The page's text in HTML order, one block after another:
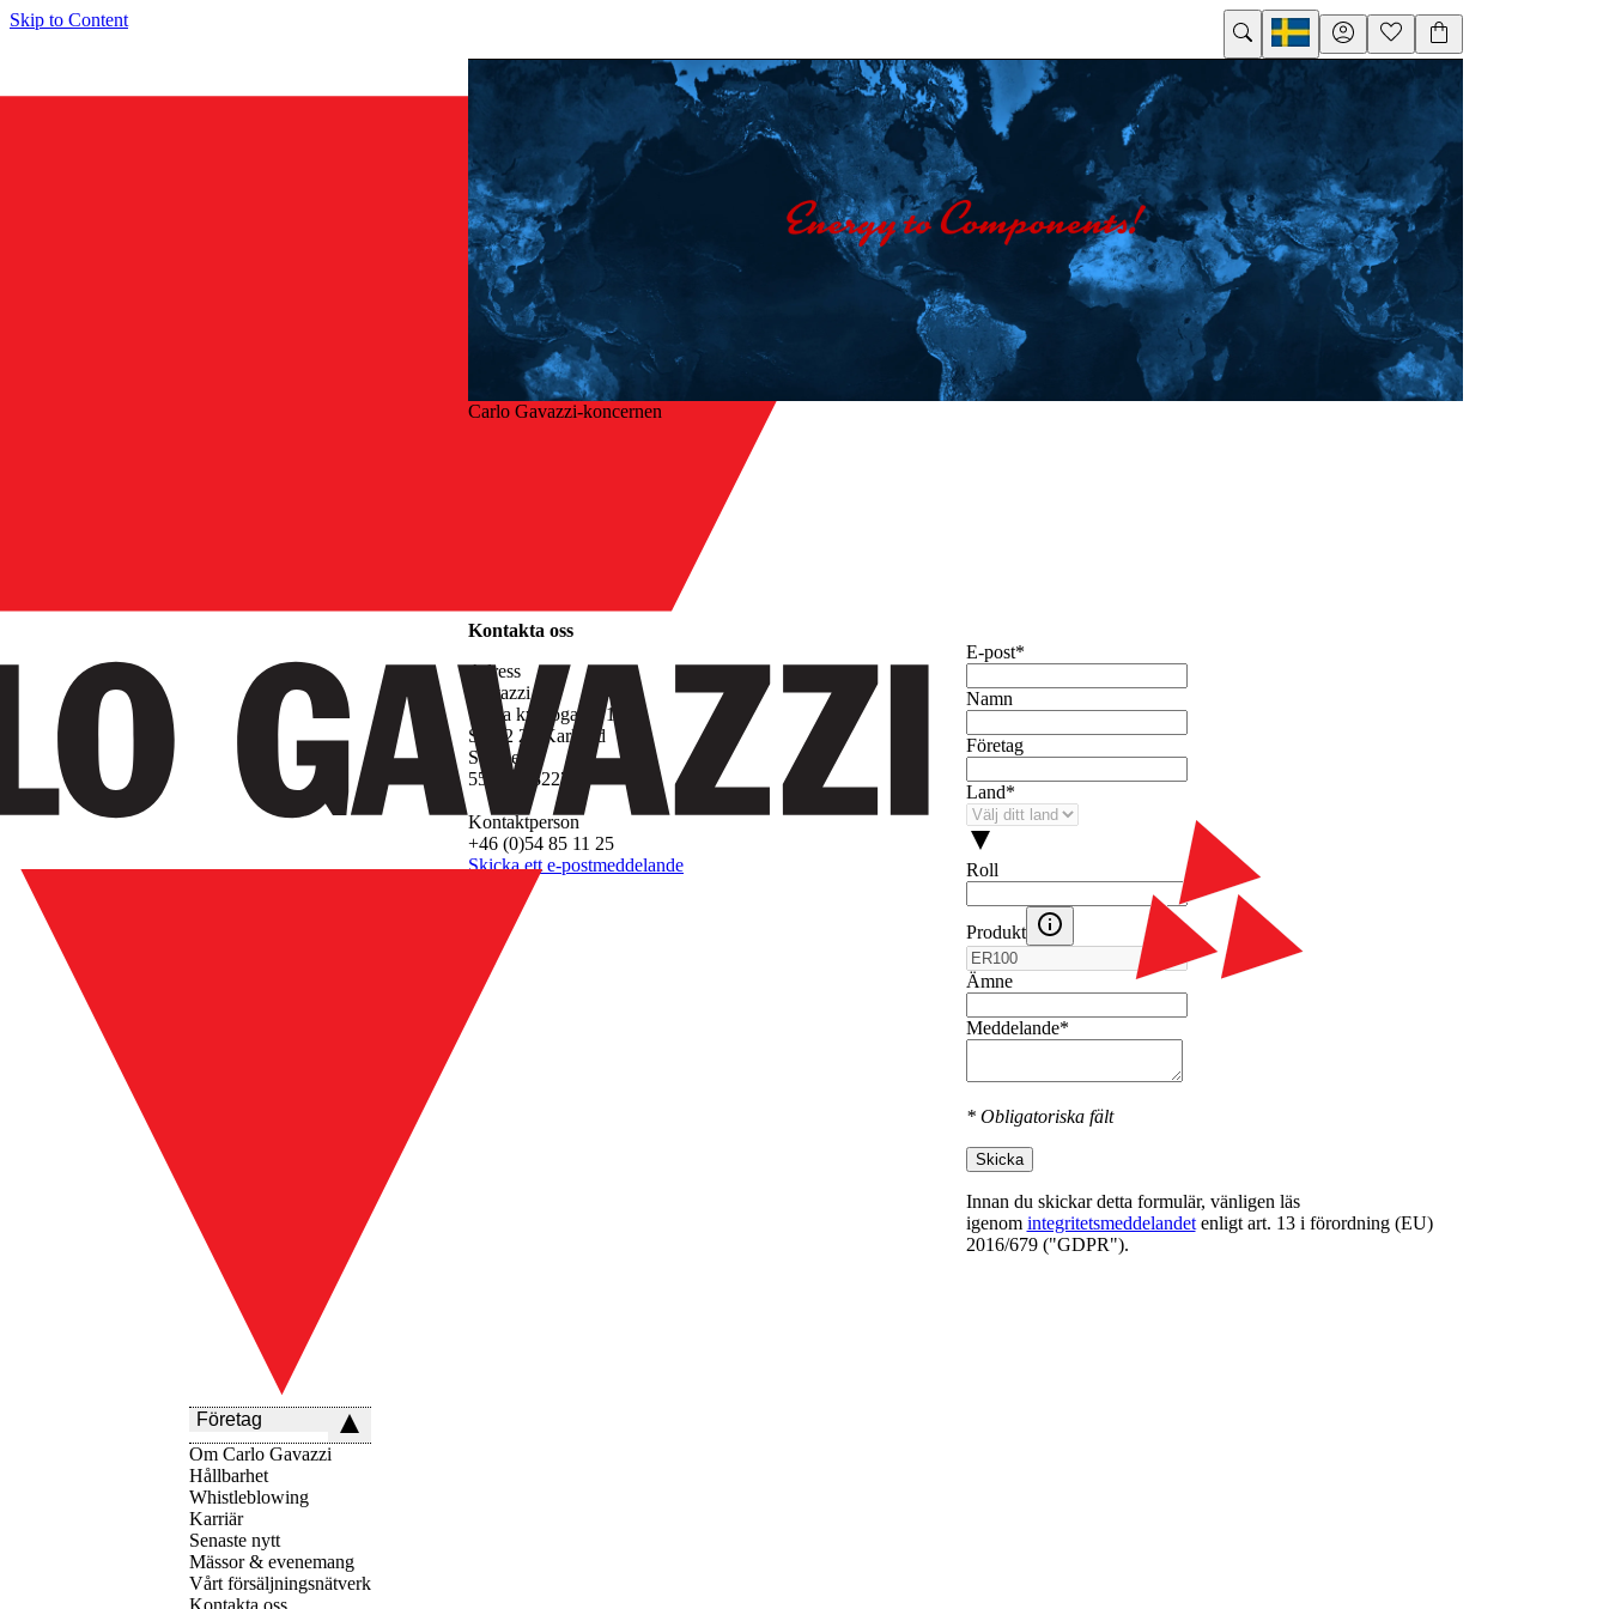
Skip to Content
Företag
Om Carlo Gavazzi
Hållbarhet
Whistleblowing
Karriär
Senaste nytt
Mässor & evenemang
Vårt försäljningsnätverk
Kontakta oss
Carlo Gavazzi-koncernen
Kontakta oss
Adress
Gavazzi AB
Västa kyrkogatan 1
S-652 24 Karlstad
Sweden
556183-8227
Kontaktperson
+46 (0)54 85 11 25
Skicka ett e-postmeddelande
E-post*
Namn
Företag
Land*
Roll
Produkt
Ämne
Meddelande*
* Obligatoriska fält
Skicka
Innan du skickar detta formulär, vänligen läs
igenom integritetsmeddelandetenligt art. 13 i förordning (EU)
2016/679 ("GDPR").